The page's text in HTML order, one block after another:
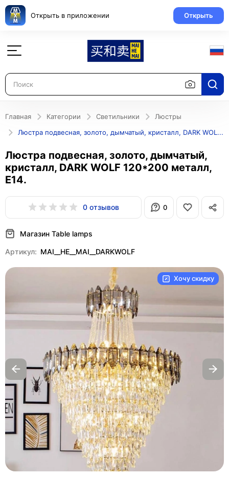
Открыть в приложении Открыть
Главная Категории Светильники
Люстры
Люстра подвесная, золото, дымчатый, кристалл, DARK WOLF 120*200 металл, E14.
Люстра подвесная, золото, дымчатый,
кристалл, DARK WOLF 120*200 металл,
E14.
0 отзывов 0
Магазин Table lamps
Артикул: MAI__HE__MAI__DARKWOLF
Хочу скидку